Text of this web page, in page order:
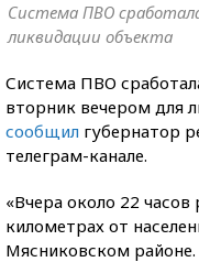
Система ПВО
ликвидации объекта
Система ПВО
вторник вечером для
сообщил губернатор
телеграм-канале.
«Вчера около 22
километрах от
Мясниковском